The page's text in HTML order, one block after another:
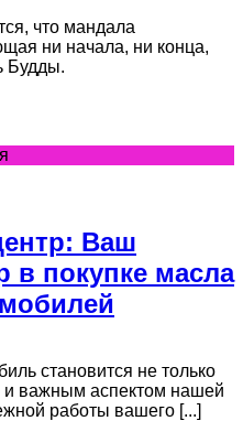
что мандала
ни начала, ни конца,
Будды.
Ваш
в покупке масла
становится не только
и важным аспектом нашей
работы вашего [...]